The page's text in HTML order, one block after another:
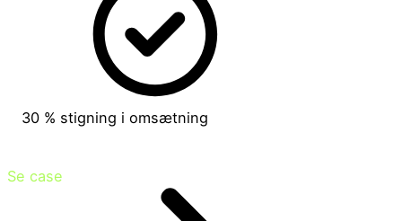
30 % stigning i omsætning
Se case